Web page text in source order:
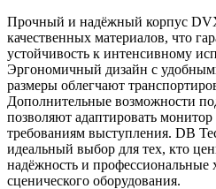
Прочный и надёжный корпус
качественных материалов, что
устойчивость к интенсивному
Эргономичный дизайн с
размеры облегчают
Дополнительные возможности
позволяют адаптировать
требованиям выступления. DB
идеальный выбор для тех, кто
надёжность и профессиональные
сценического оборудования.